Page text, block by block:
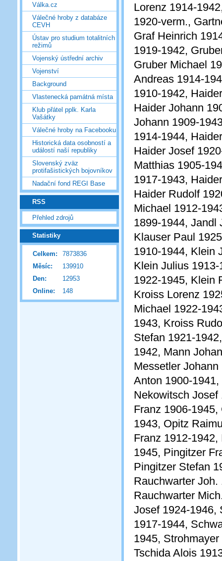
Válka.cz
Válečné hroby z databáze
CEVH
Ústav pro studium totalitních
režimů
Vojenský ústřední archiv
Vojenství
Background
Vlastenecká památná místa
Klub přátel pplk. Karla
Vašátky
Válečné hroby na Facebooku
Historická data osobností a
událostí naší republiky
Slovenský zväz
protifašistických bojovníkov
Nadační fond REGI Base
RSS
Přehled zdrojů
Statistiky
Online: 148
Celkem:
7873836
Měsíc:
139910
Den:
12953
Lorenz 1914-
1920-verm.,
Graf Heinrich
1919-1942,
Gruber Michael
Andreas 1914-
1910-1942,
Haider Johann
Johann 1909-
1914-1944,
Haider Josef
Matthias 1905-
1917-1943,
Haider Rudolf
Michael 1912-
1899-1944, Jandl
Klauser Paul
1910-1944, Klein
Klein Julius
1922-1945, Klein
Kroiss Lorenz
Michael 1922-
1943, Kroiss
Stefan 1921-
1942, Mann
Messetler
Anton 1900-
Nekowitsch
Franz 1906-
1943, Opitz
Franz 1912-
1945, Pingitzer
Pingitzer Stefan
Rauchwarter
Rauchwarter
Josef 1924-1946,
1917-1944,
1945,
Tschida Alois